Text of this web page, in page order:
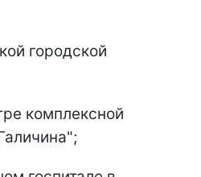
городской
комплексной